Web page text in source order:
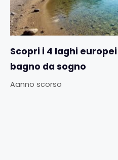
Scopri i 4 laghi
bagno da sogno
Aanno scorso